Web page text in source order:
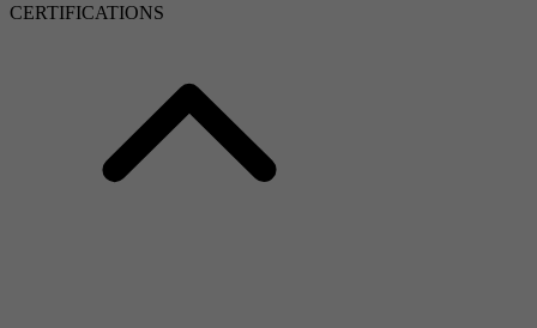
CERTIFICATIONS